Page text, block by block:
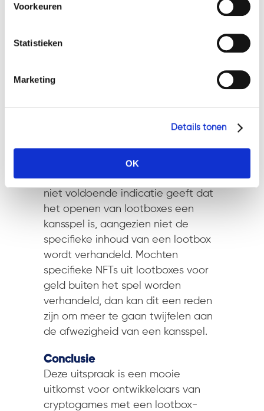
op: https://watsonlaw.nl/privacy/
Voorkeuren
Statistieken
Marketing
Details tonen
OK
argument voor de onzelfstandigheid
spel.
Een ander argument voor de
verhandelbaarheid buiten het spel.
Bij FUT is geoordeeld dat de
verhandeling van gehele accounts
niet voldoende indicatie geeft dat
het openen van lootboxes een
kansspel is, aangezien niet de
specifieke inhoud van een lootbox
wordt verhandeld. Mochten
specifieke NFTs uit lootboxes voor
geld buiten het spel worden
verhandeld, dan kan dit een reden
zijn om meer te gaan twijfelen aan
de afwezigheid van een kansspel.
Conclusie
Deze uitspraak is een mooie
uitkomst voor ontwikkelaars van
cryptogames met een lootbox-